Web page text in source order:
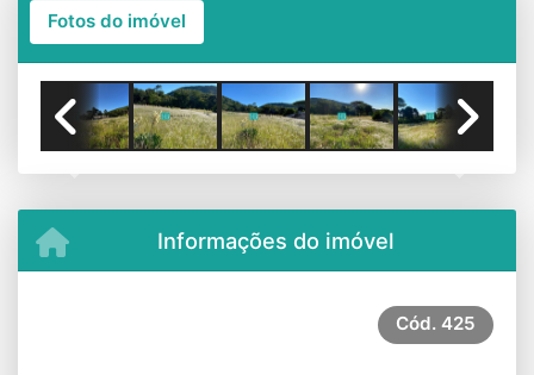
Fotos do imóvel
Informações do imóvel
Cód. 425